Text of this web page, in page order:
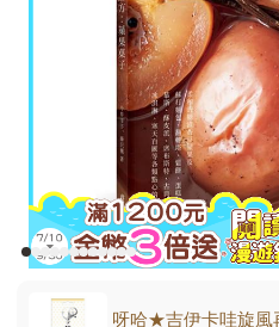
呀哈★吉伊卡哇旋風